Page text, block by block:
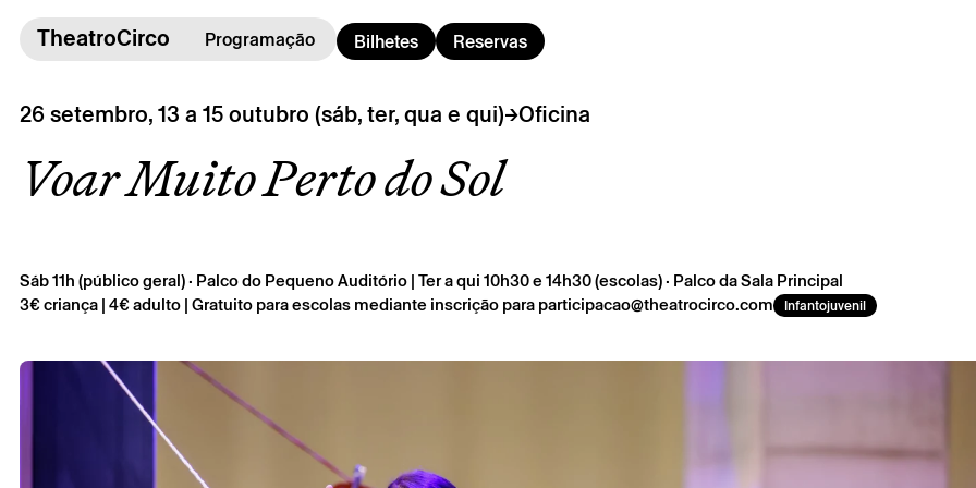
TheatroCirco
Outros
→ Bilheteira
→ O Theatro
TheatroCirco Programação Bilhetes Reservas
26 setembro, 13 a 15 outubro (sáb, ter, qua e qui)→Oficina
Voar Muito Perto do Sol
Sáb 11h (público geral) · Palco do Pequeno Auditório | Ter a qui 10h30 e 14h30 (escolas) · Palco da Sala Principal
3€ criança | 4€ adulto | Gratuito para escolas mediante inscrição para participacao@theatrocirco.com
Infantojuvenil